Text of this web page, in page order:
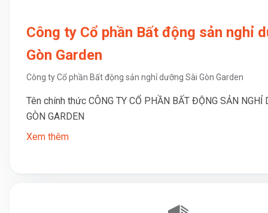
Công ty Cổ phần Bất động sản nghỉ
Gòn Garden
Công ty Cổ phần Bất động sản nghỉ dưỡng Sài Gòn Garden
Tên chính thức CÔNG TY CỔ PHẦN BẤT ĐỘNG SẢN NGHỈ
GÒN GARDEN
Xem thêm